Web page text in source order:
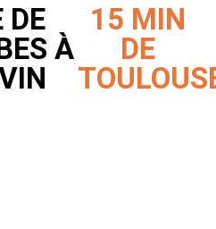
DE
À
15 MIN
DE